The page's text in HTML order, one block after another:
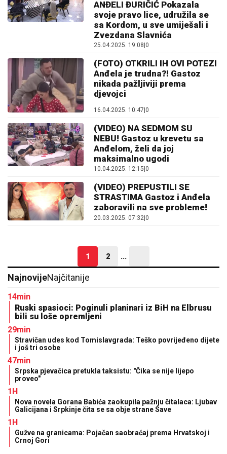
ANĐELI ĐURIČIĆ Pokazala
svoje pravo lice, udružila se
sa Kordom, u sve umiješali i
Zvezdana Slavnića
25.04.2025. 19:08|0
(FOTO) OTKRILI IH OVI POTEZI
Anđela je trudna?! Gastoz
nikada pažljiviji prema
djevojci
16.04.2025. 10:47|0
(VIDEO) NA SEDMOM SU
NEBU! Gastoz u krevetu sa
Anđelom, želi da joj
maksimalno ugodi
10.04.2025. 12:15|0
(VIDEO) PREPUSTILI SE
STRASTIMA Gastoz i Anđela
zaboravili na sve probleme!
20.03.2025. 07:32 0
1 2 ...
NajnovijeNajčitanije
14min
Ruski spasioci: Poginuli planinari iz BiH na Elbrusu
bili su loše opremljeni
29min
Stravičan udes kod Tomislavgrada: Teško povrijeđeno dijete
i još tri osobe
47min
Srpska pjevačica pretukla taksistu: "Čika se nije lijepo
proveo"
1H
Nova novela Gorana Babića zaokupila pažnju čitalaca: Ljubav
Galicijana i Srpkinje čita se sa obje strane Save
1H
Gužve na granicama: Pojačan saobraćaj prema Hrvatskoj i
Crnoj Gori